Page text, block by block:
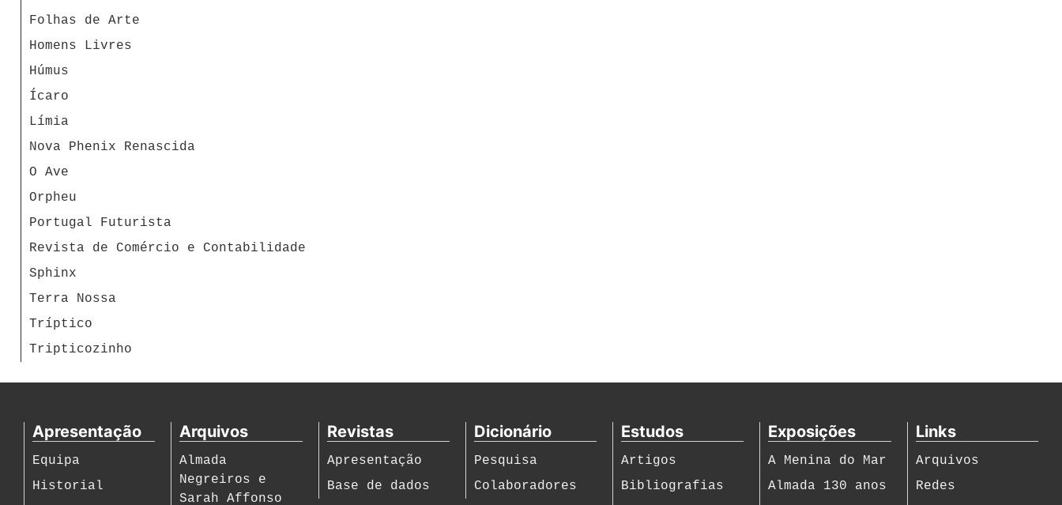
Folhas de Arte
Homens Livres
Húmus
Ícaro
Límia
Nova Phenix Renascida
O Ave
Orpheu
Portugal Futurista
Revista de Comércio e Contabilidade
Sphinx
Terra Nossa
Tríptico
Tripticozinho
Apresentação
Equipa
Historial
Arquivos
Almada
Negreiros e
Sarah Affonso
Revistas
Apresentação
Base de dados
Dicionário
Pesquisa
Colaboradores
Estudos
Artigos
Bibliografias
Exposições
A Menina do Mar
Almada 130 anos
Links
Arquivos
Redes